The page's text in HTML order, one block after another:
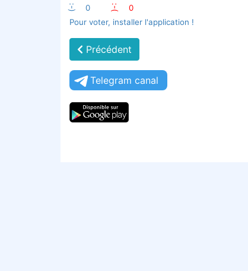
:-) 0 :-(
0
Pour voter, installer l'application !
Précédent
Telegram canal